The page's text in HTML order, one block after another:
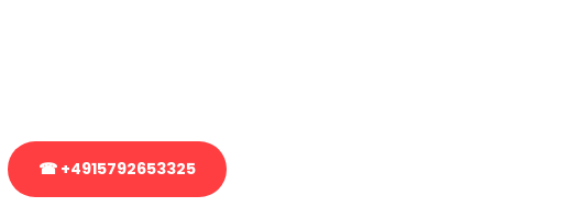
☎ +4915792653325